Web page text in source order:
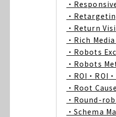
・
・
・Return
・Rich Media
・Robots
・Robots
・ROI ・ROI
・Root Cause
・Round-
・Schema